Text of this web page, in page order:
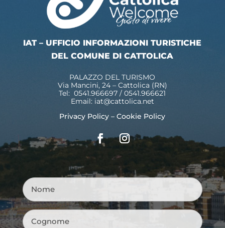
IAT – UFFICIO INFORMAZIONI TURISTICHE
DEL COMUNE DI CATTOLICA
PALAZZO DEL TURISMO
Via Mancini, 24 – Cattolica (RN)
Tel: 0541.966697 / 0541.966621
Email: iat@cattolica.net
Privacy Policy –Cookie Policy
Nome
Cognome